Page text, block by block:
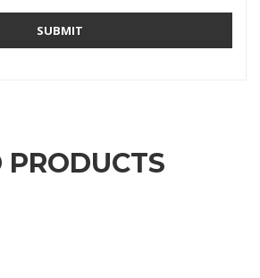
PRODUCTS